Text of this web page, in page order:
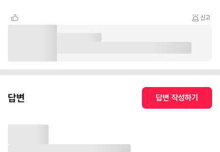
신고
답변 답변 작성하기